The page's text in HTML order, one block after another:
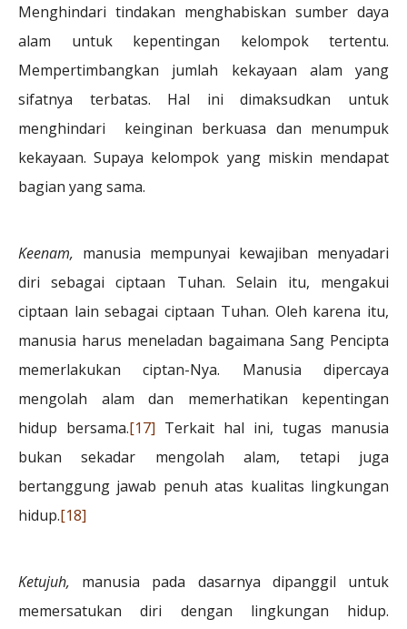
Menghindari tindakan menghabiskan sumber daya
alam untuk kepentingan kelompok tertentu.
Mempertimbangkan jumlah kekayaan alam yang
sifatnya terbatas. Hal ini dimaksudkan untuk
menghindari keinginan berkuasa dan menumpuk
kekayaan. Supaya kelompok yang miskin mendapat
bagian yang sama.
Keenam, manusia mempunyai kewajiban menyadari
diri sebagai ciptaan Tuhan. Selain itu, mengakui
ciptaan lain sebagai ciptaan Tuhan. Oleh karena itu,
manusia harus meneladan bagaimana Sang Pencipta
memerlakukan ciptan-Nya. Manusia dipercaya
mengolah alam dan memerhatikan kepentingan
hidup bersama.[17] Terkait hal ini, tugas manusia
bukan sekadar mengolah alam, tetapi juga
bertanggung jawab penuh atas kualitas lingkungan
hidup.[18]
Ketujuh, manusia pada dasarnya dipanggil untuk
memersatukan diri dengan lingkungan hidup.